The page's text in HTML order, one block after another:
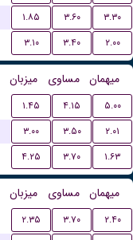
۱.۸۵ ۳.۶۰
۳.۳۰
۳.۱۰ ۳.۴۰ ۲.۰۰
میزبان مساوی میهمان
۱.۴۵ ۴.۱۵
۵.۰۰
۳.۰۰ ۳.۵۰
۲.۰۱
۴.۲۵ ۳.۷۰ ۱.۶۳
میزبان مساوی میهمان
۲.۳۵ ۳.۷۰
۲.۴۰